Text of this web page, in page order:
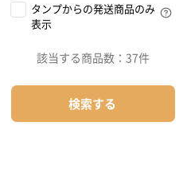
タンプからの発送商品のみ
表示
該当する商品数： 37件
検索する